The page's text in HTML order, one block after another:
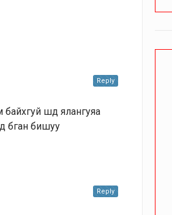
шд ялангуяа
бган бишуу
Reply
Reply